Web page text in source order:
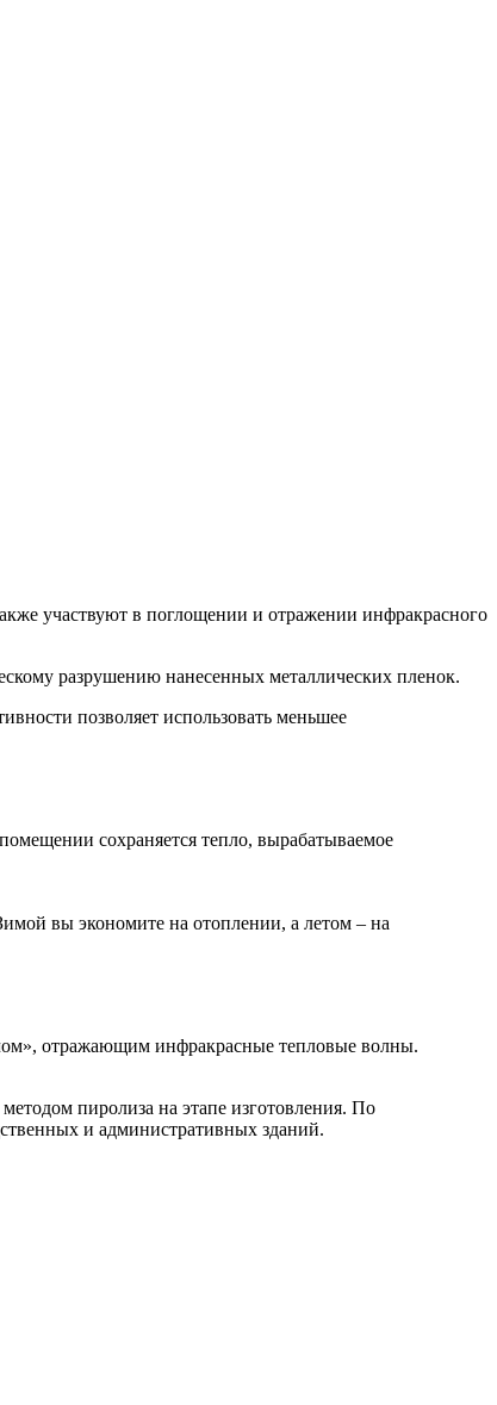
участвуют в поглощении и отражении инфракрасного
разрушению нанесенных металлических пленок.
позволяет использовать меньшее
сохраняется тепло, вырабатываемое
вы экономите на отоплении, а летом – на
отражающим инфракрасные тепловые волны.
пиролиза на этапе изготовления. По
и административных зданий.